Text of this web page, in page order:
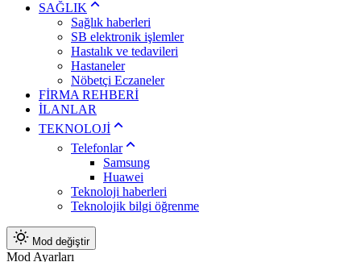
SAĞLIK
Sağlık haberleri
SB elektronik işlemler
Hastalık ve tedavileri
Hastaneler
Nöbetçi Eczaneler
FİRMA REHBERİ
İLANLAR
TEKNOLOJİ
Telefonlar
Samsung
Huawei
Teknoloji haberleri
Teknolojik bilgi öğrenme
Mod değiştir
Mod Ayarları